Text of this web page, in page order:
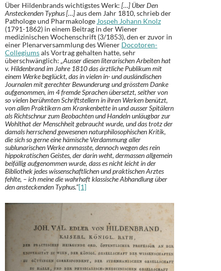
Über Hildenbrands wichtigstes Werk: […] Über Den
Ansteckenden Typhus […]aus dem Jahr 1810, schrieb der
Pathologe und Pharmakologe Jospeh Johann Knolz
(1791-1862) in einem Beitrag in der Wiener
medizinischen Wochenschrift (3/1853), den er zuvor in
einer Plenarversammlung des Wiener Docotoren-
Collegiumsals Vortrag gehalten hatte, sehr
überschwänglich: „Ausser diesen literarischen Arbeiten hat
v. Hildenbrand im Jahre 1810 das ärztliche Publikum mit
einem Werke beglückt, das in vielen in- und ausländischen
Journalen mit gerechter Bewunderung und grösstem Danke
aufgenommen, im 4 fremde Sprachen übersetzt, seither von
so vielen berühmten Schriftstellern in ihren Werken benützt,
von allen Praktikern am Krankenbette in und ausser Spitälern
als Richtschnur zum Beobachten und Handeln unläugbar zur
Wohlthat der Menschheit gebraucht wurde, und das trotz der
damals herrschend gewesenen naturphilosophischen Kritik,
die sich so gerne eine hämische Verdammung aller
sublunarischen Werke anmasste, dennoch wegen des rein
hippokratischen Geistes, der darin weht, dermassen allgemein
beifällig aufgenommen wurde, dass es nicht leicht in der
Bibliothek jedes wissenschaftlichen und praktischen Arztes
fehlte, – ich meine die wahrhaft klassische Abhandlung über
den ansteckenden Typhus.“[1]